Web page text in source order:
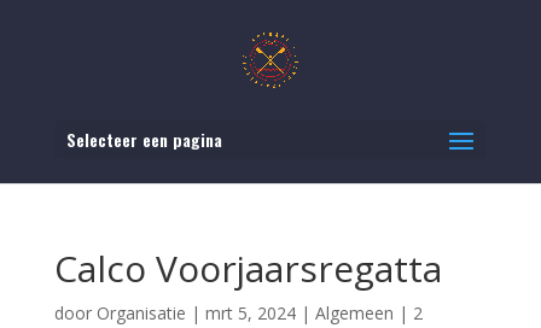
Selecteer een pagina
Calco Voorjaarsregatta
door Organisatie | mrt 5, 2024| Algemeen | 2